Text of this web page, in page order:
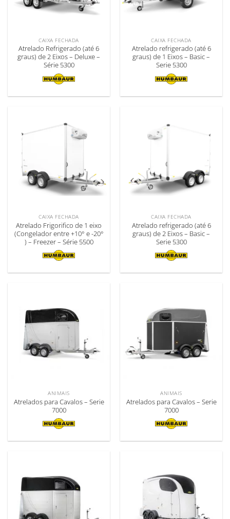
CAIXA FECHADA
Atrelado Refrigerado (até 6
graus) de 2 Eixos – Deluxe –
Série 5300
CAIXA FECHADA
Atrelado refrigerado (até 6
graus) de 1 Eixos – Basic –
Serie 5300
CAIXA FECHADA
Atrelado Frigorifico de 1 eixo
(Congelador entre +10° e -20°
) – Freezer – Série 5500
CAIXA FECHADA
Atrelado refrigerado (até 6
graus) de 2 Eixos – Basic –
Serie 5300
ANIMAIS
Atrelados para Cavalos – Serie
7000
ANIMAIS
Atrelados para Cavalos – Serie
7000